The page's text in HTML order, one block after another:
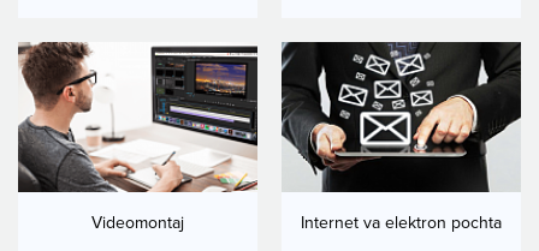
Videomontaj Internet va elektron pochta